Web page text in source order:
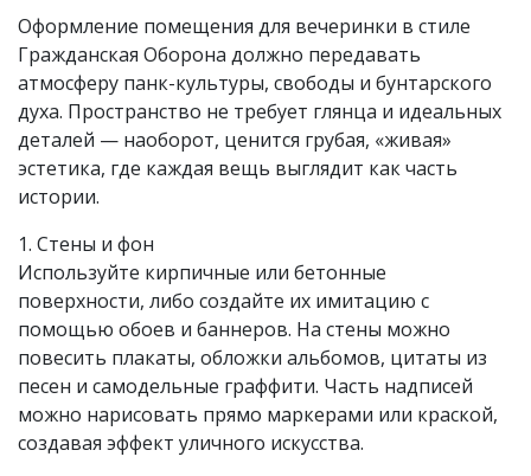
Оформление помещения для вечеринки в стиле
Гражданская Оборона должно передавать
атмосферу панк-культуры, свободы и бунтарского
духа. Пространство не требует глянца и идеальных
деталей — наоборот, ценится грубая, «живая»
эстетика, где каждая вещь выглядит как часть
истории.
1. Стены и фон
Используйте кирпичные или бетонные
поверхности, либо создайте их имитацию с
помощью обоев и баннеров. На стены можно
повесить плакаты, обложки альбомов, цитаты из
песен и самодельные граффити. Часть надписей
можно нарисовать прямо маркерами или краской,
создавая эффект уличного искусства.